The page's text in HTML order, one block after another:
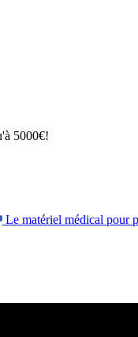
5000€!
Le matériel médical pour